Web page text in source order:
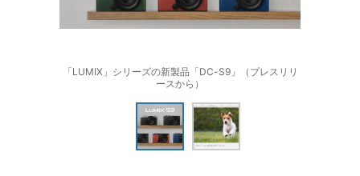
「LUMIX」シリーズの新製品「DC-S9」（プレスリリ
ースから）